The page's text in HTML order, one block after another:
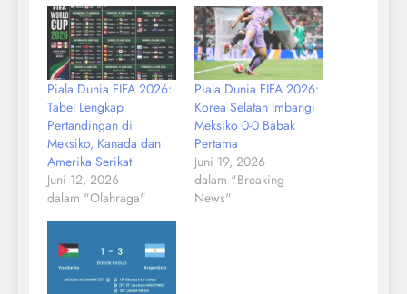
Piala Dunia FIFA 2026:
Tabel Lengkap
Pertandingan di
Meksiko, Kanada dan
Amerika Serikat
Juni 12, 2026
dalam "Olahraga"
Piala Dunia FIFA 2026:
Korea Selatan Imbangi
Meksiko 0-0 Babak
Pertama
Juni 19, 2026
dalam "Breaking
News"